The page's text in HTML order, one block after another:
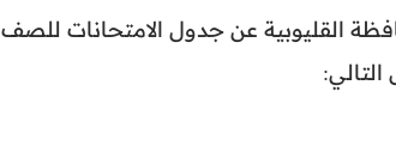
القليوبية عن جدول الامتحانات للصف